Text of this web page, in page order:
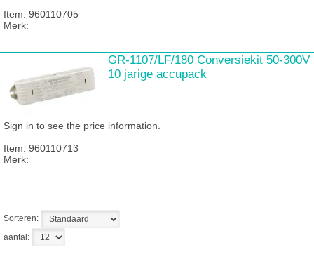
Item: 960110705
Merk:
GR-1107/LF/180 Conversiekit 50-300V
10 jarige accupack
Sign in to see the price information.
Item: 960110713
Merk:
Sorteren:
aantal: